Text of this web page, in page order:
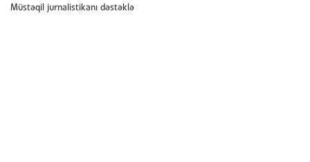
Müstəqil jurnalistikanı dəstəklə